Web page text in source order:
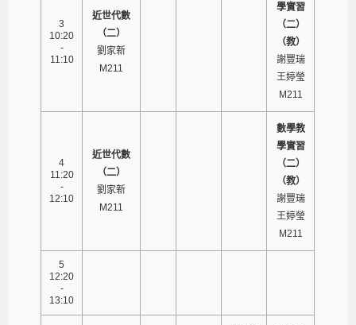
3
10:20
-
11:10
近世代數
（二）
劉家新
M211
學實習
（二）
（教）
謝豐瑞
王婷瑩
M211
4
11:20
-
12:10
近世代數
（二）
劉家新
M211
數學教
學實習
（二）
（教）
謝豐瑞
王婷瑩
M211
5
12:20
-
13:10